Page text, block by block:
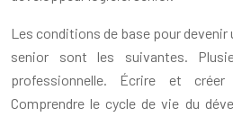
Les conditions de base pour devenir
senior sont les suivantes.
professionnelle. Écrire et
Comprendre le cycle de vie du